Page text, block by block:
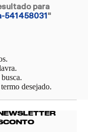
para
541458031 "
desejado.